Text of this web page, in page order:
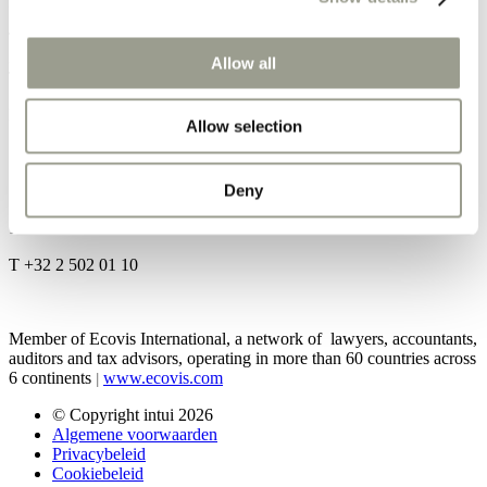
Allow all
Allow selection
Deny
Tiensevest 104
1000 Brussel
T +32 2 502 01 10
Member of Ecovis International, a network of lawyers, accountants,
auditors and tax advisors, operating in more than 60 countries across
6 continents
www.ecovis.com
© Copyright intui 2026
Algemene voorwaarden
Privacybeleid
Cookiebeleid